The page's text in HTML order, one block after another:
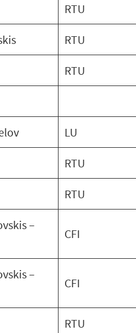
RTU
RTU
RTU
LU
RTU
RTU
–
CFI
–
CFI
RTU